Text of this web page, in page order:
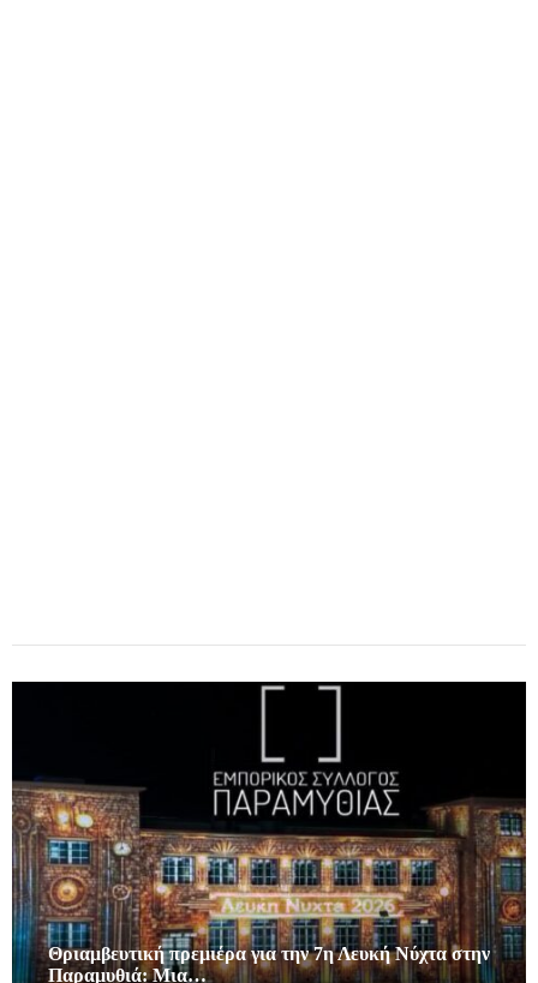
Θριαμβευτική πρεμιέρα για την 7η Λευκή Νύχτα στην
Παραμυθιά: Μια…